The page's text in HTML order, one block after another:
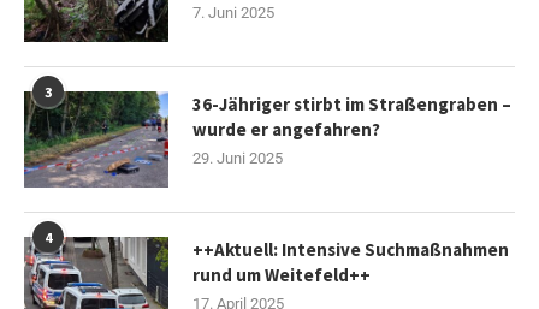
7. Juni 2025
3
36-Jähriger stirbt im Straßengraben –
wurde er angefahren?
29. Juni 2025
4
++Aktuell: Intensive Suchmaßnahmen
rund um Weitefeld++
17. April 2025